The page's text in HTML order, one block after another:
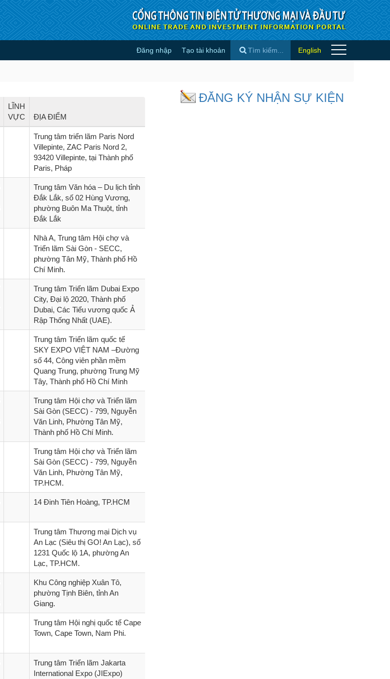
Đăng nhập Tạo tài khoản English
LĨNH
VỰC
ĐỊA ĐIỂM
Trung tâm triển lãm Paris Nord
Villepinte, ZAC Paris Nord 2,
93420 Villepinte, tại Thành phố
Paris, Pháp
Trung tâm Văn hóa – Du lịch tỉnh
Đắk Lắk, số 02 Hùng Vương,
phường Buôn Ma Thuột, tỉnh
Đắk Lắk
Nhà A, Trung tâm Hội chợ và
Triển lãm Sài Gòn - SECC,
phường Tân Mỹ, Thành phố Hồ
Chí Minh.
Trung tâm Triển lãm Dubai Expo
City, Đại lộ 2020, Thành phố
Dubai, Các Tiểu vương quốc Ả
Rập Thống Nhất (UAE).
Trung tâm Triển lãm quốc tế
SKY EXPO VIỆT NAM –Đường
số 44, Công viên phần mềm
Quang Trung, phường Trung Mỹ
Tây, Thành phố Hồ Chí Minh
Trung tâm Hội chợ và Triển lãm
Sài Gòn (SECC) - 799, Nguyễn
Văn Linh, Phường Tân Mỹ,
Thành phố Hồ Chí Minh.
Trung tâm Hội chợ và Triển lãm
Sài Gòn (SECC) - 799, Nguyễn
Văn Linh, Phường Tân Mỹ,
TP.HCM.
14 Đinh Tiên Hoàng, TP.HCM
Trung tâm Thương mại Dịch vụ
An Lạc (Siêu thị GO! An Lạc), số
1231 Quốc lộ 1A, phường An
Lạc, TP.HCM.
Khu Công nghiệp Xuân Tô,
phường Tịnh Biên, tỉnh An
Giang.
Trung tâm Hội nghị quốc tế Cape
Town, Cape Town, Nam Phi.
Trung tâm Triển lãm Jakarta
International Expo (JIExpo)
ĐĂNG KÝ NHẬN SỰ KIỆN